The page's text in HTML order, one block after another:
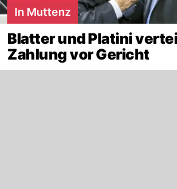
In Muttenz
Blatter und Platini
Zahlung vor Gericht